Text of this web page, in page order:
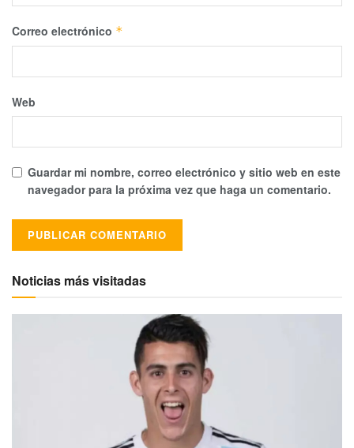
Correo electrónico *
Web
Guardar mi nombre, correo electrónico y sitio web en este
navegador para la próxima vez que haga un comentario.
Alternative:
Noticias más visitadas